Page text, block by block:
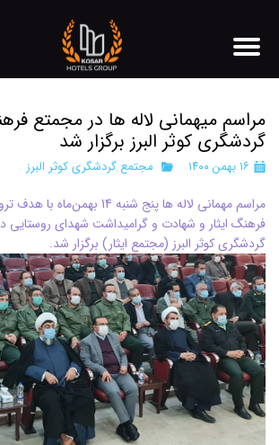
مراسم میهمانی لاله ها در مجمتع
گردشگری کوثر البرز برگزار شد
۱۶ بهمن ۱۴۰۰ مجتمع گردشگری کوثر البرز
مراسم مهمانی لاله ها پنج شنبه 14
فرهنگ ایثار و شهادت و گرامیداشت شهدای روستایی
گردشگری کوثر البرز (مجتمع ایثار) برگزار شد.